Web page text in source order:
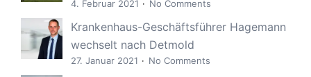
4. Februar 2021 No Comments
Krankenhaus-Geschäftsführer Hagemann
wechselt nach Detmold
27. Januar 2021 No Comments